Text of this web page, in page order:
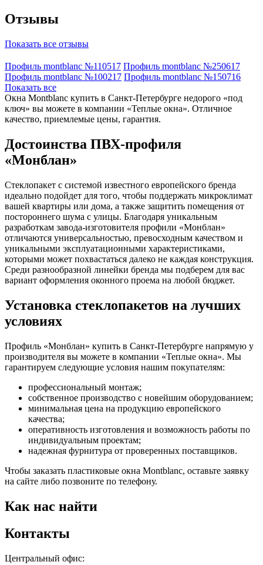
Отзывы
Показать все отзывы
Профиль montblanc №110517 Профиль montblanc №250617
Профиль montblanc №100217 Профиль montblanc №150716
Показать все
Окна Montblanc купить в Санкт-Петербурге недорого «под
ключ» вы можете в компании «Теплые окна». Отличное
качество, приемлемые цены, гарантия.
Достоинства ПВХ-профиля
«Монблан»
Стеклопакет с системой известного европейского бренда
идеально подойдет для того, чтобы поддержать микроклимат
вашей квартиры или дома, а также защитить помещения от
постороннего шума с улицы. Благодаря уникальным
разработкам завода-изготовителя профили «Монблан»
отличаются универсальностью, превосходным качеством и
уникальными эксплуатационными характеристиками,
которыми может похвастаться далеко не каждая конструкция.
Среди разнообразной линейки бренда мы подберем для вас
вариант оформления оконного проема на любой бюджет.
Установка стеклопакетов на лучших
условиях
Профиль «Монблан» купить в Санкт-Петербурге напрямую у
производителя вы можете в компании «Теплые окна». Мы
гарантируем следующие условия нашим покупателям:
профессиональный монтаж;
собственное производство с новейшим оборудованием;
минимальная цена на продукцию европейского
качества;
оперативность изготовления и возможность работы по
индивидуальным проектам;
надежная фурнитура от проверенных поставщиков.
Чтобы заказать пластиковые окна Montblanc, оставьте заявку
на сайте либо позвоните по телефону.
Как нас найти
Контакты
Центральный офис: